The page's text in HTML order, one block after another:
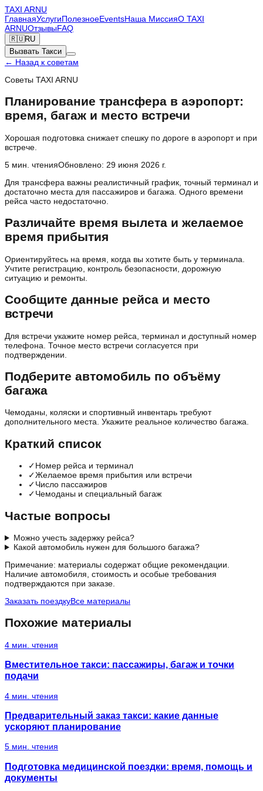
TAXI ARNU
ГлавнаяУслугиПолезноеEventsНаша МиссияО TAXI
ARNUОтзывыFAQ
🇷🇺RU
Вызвать Такси
← Назад к советам
Советы TAXI ARNU
Планирование трансфера в аэропорт:
время, багаж и место встречи
Хорошая подготовка снижает спешку по дороге в аэропорт и при
встрече.
5 мин. чтенияОбновлено: 29 июня 2026 г.
Для трансфера важны реалистичный график, точный терминал и
достаточно места для пассажиров и багажа. Одного времени
рейса часто недостаточно.
Различайте время вылета и желаемое
время прибытия
Ориентируйтесь на время, когда вы хотите быть у терминала.
Учтите регистрацию, контроль безопасности, дорожную
ситуацию и ремонты.
Сообщите данные рейса и место
встречи
Для встречи укажите номер рейса, терминал и доступный номер
телефона. Точное место встречи согласуется при
подтверждении.
Подберите автомобиль по объёму
багажа
Чемоданы, коляски и спортивный инвентарь требуют
дополнительного места. Укажите реальное количество багажа.
Краткий список
✓Номер рейса и терминал
✓Желаемое время прибытия или встречи
✓Число пассажиров
✓Чемоданы и специальный багаж
Частые вопросы
Можно учесть задержку рейса?
Какой автомобиль нужен для большого багажа?
Примечание: материалы содержат общие рекомендации.
Наличие автомобиля, стоимость и особые требования
подтверждаются при заказе.
Заказать поездкуВсе материалы
Похожие материалы
4 мин. чтения
Вместительное такси: пассажиры, багаж и точки
подачи
4 мин. чтения
Предварительный заказ такси: какие данные
ускоряют планирование
5 мин. чтения
Подготовка медицинской поездки: время, помощь и
документы